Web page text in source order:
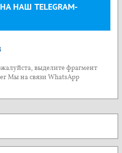
НАШ TELEGRAM-
выделите фрагмент
Мы на связи WhatsApp